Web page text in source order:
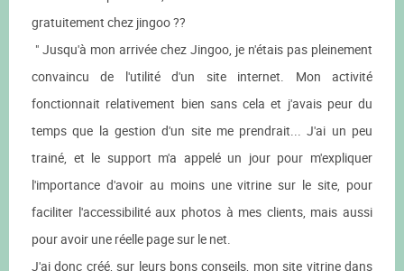
gratuitement chez jingoo ??
" Jusqu'à mon arrivée chez Jingoo, je n'étais pas pleinement
convaincu de l'utilité d'un site internet. Mon activité
fonctionnait relativement bien sans cela et j'avais peur du
temps que la gestion d'un site me prendrait... J'ai un peu
trainé, et le support m'a appelé un jour pour m'expliquer
l'importance d'avoir au moins une vitrine sur le site, pour
faciliter l'accessibilité aux photos à mes clients, mais aussi
pour avoir une réelle page sur le net.
J'ai donc créé, sur leurs bons conseils, mon site vitrine dans